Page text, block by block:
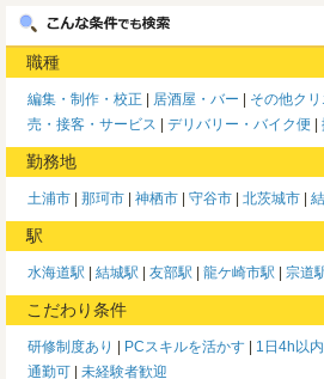
職種
編集・制作・校正 居酒屋・バー その他ク
売・接客・サービス
デリバリー・バイク便
勤務地
土浦市 那珂市 神栖市 守谷市 北茨城市
駅
水海道駅 結城駅 友部駅 龍ケ崎市駅 宗道
こだわり条件
研修制度あり PCスキルを活かす 1日4h以
通勤可
未経験者歓迎